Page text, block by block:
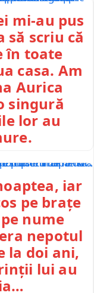
mi-au pus
să scriu că
în toate
casa. Am
Aurica
singură
lor au
iar
pe brațe
nume
nepotul
la doi ani,
lui au